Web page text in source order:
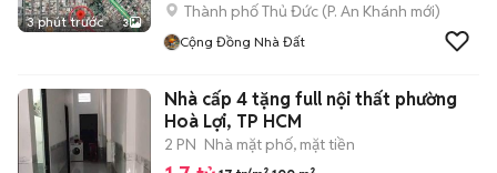
3 phút trước 3
Thành phố Thủ Đức (P. An Khánh mới)
Cộng Đồng Nhà Đất
Nhà cấp 4 tặng full nội thất phường
Hoà Lợi, TP HCM
2 PN Nhà mặt phố, mặt tiền